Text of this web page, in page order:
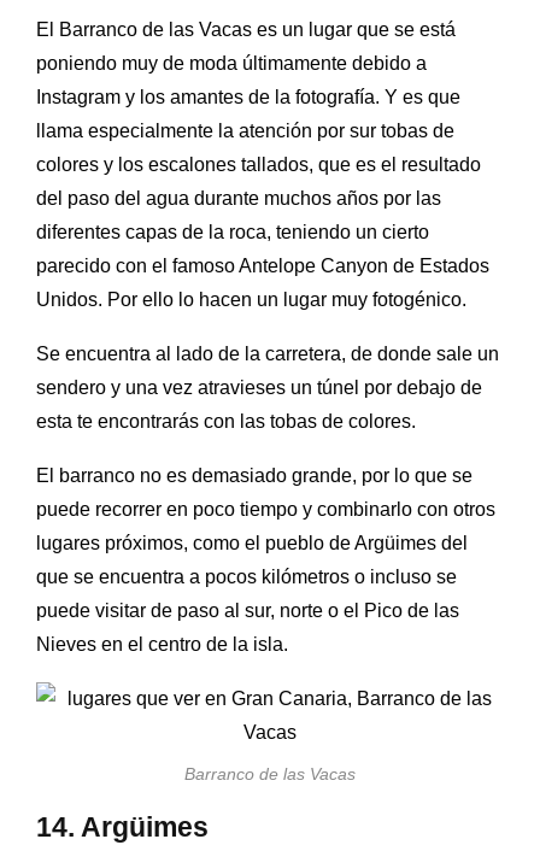
El Barranco de las Vacas es un lugar que se está
poniendo muy de moda últimamente debido a
Instagram y los amantes de la fotografía. Y es que
llama especialmente la atención por sur tobas de
colores y los escalones tallados, que es el resultado
del paso del agua durante muchos años por las
diferentes capas de la roca, teniendo un cierto
parecido con e l famoso Antelope Canyon de Estados
Unidos. Por ello lo hacen un lugar muy fotogénico.
Se encuentra al lado de la carretera, de donde sale un
sendero y una vez atravieses un túnel por debajo de
esta te encontrarás con las tobas de colores.
El barranco no es demasiado grande, por lo que se
puede recorrer en poco tiempo y combinarlo con otros
lugares próximos, como el pueblo de Argüimes del
que se encuentra a pocos kilómetros o incluso se
puede visitar de paso al sur, norte o el Pico de las
Nieves en el centro de la isla.
Barranco de las Vacas
14. Argüimes